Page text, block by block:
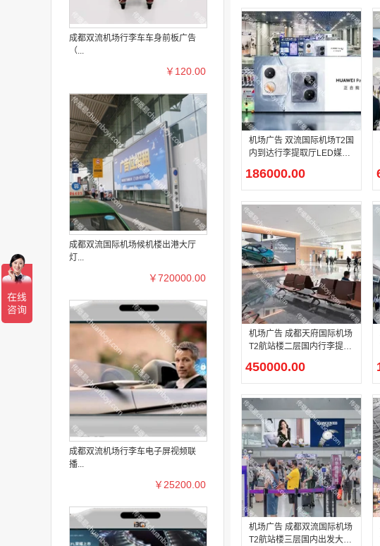
成都双流机场行李车车身前板广告
（...
￥120.00
成都双流国际机场候机楼出港大厅
灯...
￥720000.00
成都双流机场行李车电子屏视频联
播...
￥25200.00
机场广告 双流国际机场T2国
内到达行李提取厅LED媒体
186000.00
机场广告 成都天府国际机场
T2航站楼二层国内行李提取
450000.00
机场广告 成都双流国际机场
T2航站楼三层国内出发大厅